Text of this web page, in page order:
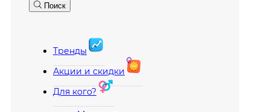
Поиск
Тренды
Акции и скидки
Для кого?